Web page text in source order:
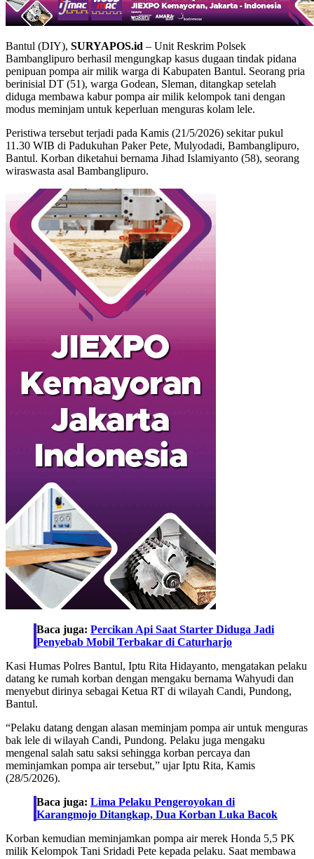
Bantul (DIY), SURYAPOS.id – Unit Reskrim Polsek
Bambanglipuro berhasil mengungkap kasus dugaan tindak pidana
penipuan pompa air milik warga di Kabupaten Bantul. Seorang pria
berinisial DT (51), warga Godean, Sleman, ditangkap setelah
diduga membawa kabur pompa air milik kelompok tani dengan
modus meminjam untuk keperluan menguras kolam lele.
Peristiwa tersebut terjadi pada Kamis (21/5/2026) sekitar pukul
11.30 WIB di Padukuhan Paker Pete, Mulyodadi, Bambanglipuro,
Bantul. Korban diketahui bernama Jihad Islamiyanto (58), seorang
wiraswasta asal Bambanglipuro.
Baca juga: Percikan Api Saat Starter Diduga Jadi
Penyebab Mobil Terbakar di Caturharjo
Kasi Humas Polres Bantul, Iptu Rita Hidayanto, mengatakan pelaku
datang ke rumah korban dengan mengaku bernama Wahyudi dan
menyebut dirinya sebagai Ketua RT di wilayah Candi, Pundong,
Bantul.
“Pelaku datang dengan alasan meminjam pompa air untuk menguras
bak lele di wilayah Candi, Pundong. Pelaku juga mengaku
mengenal salah satu saksi sehingga korban percaya dan
meminjamkan pompa air tersebut,” ujar Iptu Rita, Kamis
(28/5/2026).
Baca juga: Lima Pelaku Pengeroyokan di
Karangmojo Ditangkap, Dua Korban Luka Bacok
Korban kemudian meminjamkan pompa air merek Honda 5,5 PK
milik Kelompok Tani Sridadi Pete kepada pelaku. Saat membawa